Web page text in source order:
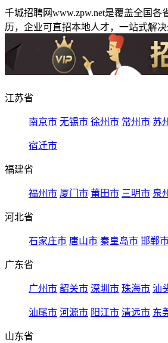
千城招聘网www.zpw.net是覆盖全国
历，企业可直招本地人才，一站式解
江苏省
南京市 无锡市 徐州市 常州市 苏
宿迁市
福建省
福州市 厦门市 莆田市 三明市 泉
河北省
石家庄市 唐山市 秦皇岛市 邯郸
广东省
广州市 韶关市 深圳市 珠海市 汕
汕尾市 河源市 阳江市 清远市 东
山东省